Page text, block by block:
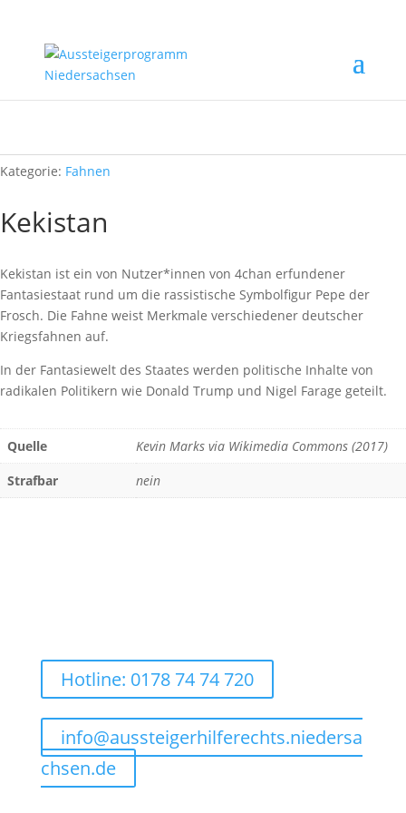
Rechtsextremismus erkennen
Kategorie: Fahnen
Kekistan
Kekistan ist ein von Nutzer*innen von 4chan erfundener
Fantasiestaat rund um die rassistische Symbolfigur Pepe der
Frosch. Die Fahne weist Merkmale verschiedener deutscher
Kriegsfahnen auf.
In der Fantasiewelt des Staates werden politische Inhalte von
radikalen Politikern wie Donald Trump und Nigel Farage geteilt.
Quelle
Kevin Marks via Wikimedia Commons (2017)
Strafbar
nein
Hotline: 0178 74 74 720
info@aussteigerhilferechts.niedersa
chsen.de